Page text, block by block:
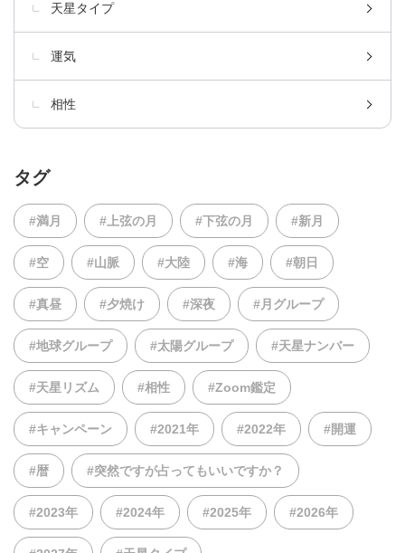
天星タイプ
運気
相性
タグ
#満月 #上弦の月 #下弦の月 #新月
#空 #山脈 #大陸 #海 #朝日
#真昼 #夕焼け #深夜 #月グループ
#地球グループ #太陽グループ #天星ナンバー
#天星リズム #相性 #Zoom鑑定
#キャンペーン #2021年 #2022年 #開運
#暦 #突然ですが占ってもいいですか？
#2023年 #2024年 #2025年 #2026年